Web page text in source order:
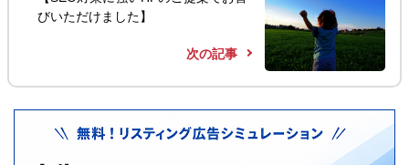
びいただけました】
次の記事